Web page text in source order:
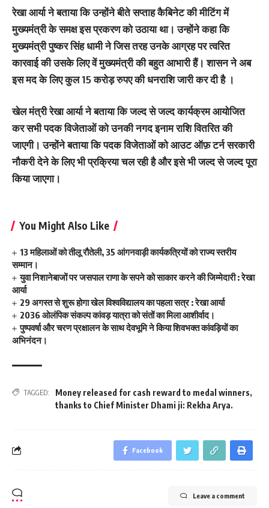
रेखा आर्या ने बताया कि उन्होंने बीते सप्ताह कैबिनेट की मीटिंग में
मुख्यमंत्री के समक्ष इस प्रकरण को उठाया था। उन्होंने कहा कि
मुख्यमंत्री पुष्कर सिंह धामी ने जिस तरह उनके आग्रह पर त्वरित
कारवाई की उसके लिए वें मुख्यमंत्री की बहुत आभारी हैं। शासन ने अब
इस मद के लिए कुल 15 करोड़ रुपए की धनराशि जारी कर दी है ।
खेल मंत्री रेखा आर्या ने बताया कि जल्द से जल्द कार्यक्रम आयोजित
कर सभी पदक विजेताओं को उनकी नगद इनाम राशि वितरित की
जाएगी। उन्होंने बताया कि पदक विजेताओं को आउट ऑफ़ टर्न सरकारी
नौकरी देने के लिए भी प्रक्रिया चल रही है और इसे भी जल्द से जल्द पूरा
किया जाएगा।
You Might Also Like
13 महिलाओं को तीलू रौतेली, 35 आंगनवाड़ी कार्यकत्रियों को राज्य स्तरीय
सम्मान।
युवा निशानेबाजों पर जसपाल राणा के सपने को साकार करने की जिम्मेदारी : रेखा
आर्या
29 अगस्त से शुरू होगा खेल विश्वविद्यालय का पहला सत्र : रेखा आर्या
2036 ओलंपिक संकल्प कांवड़ यात्रा को संतों का मिला आशीर्वाद।
पुष्पवर्षा और चरण प्रक्षालन के साथ देवभूमि ने किया शिवभक्त कांवड़ियों का
अभिनंदन।
TAGGED: Money released for cash reward to medal winners,
thanks to Chief Minister Dhami ji: Rekha Arya.
Facebook
Leave a comment